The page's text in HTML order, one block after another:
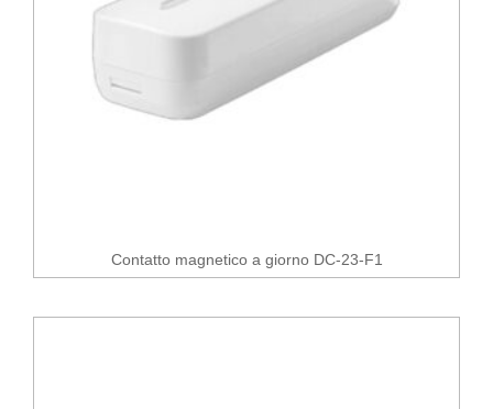
Contatto magnetico a giorno DC-23-F1